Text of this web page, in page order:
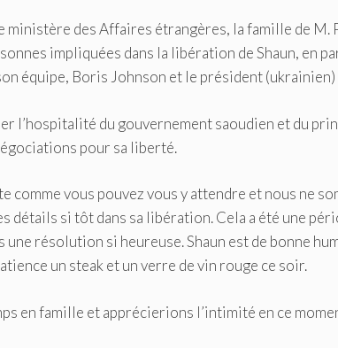
ministère des Affaires étrangères, la famille de M.
impliquées dans la libération de Shaun, en
équipe, Boris Johnson et le président (ukrainien)
l’hospitalité du gouvernement saoudien et du
pour sa liberté.
comme vous pouvez vous y attendre et nous ne
détails si tôt dans sa libération. Cela a été une
résolution si heureuse. Shaun est de bonne
un steak et un verre de vin rouge ce soir.
en famille et apprécierions l’intimité en ce